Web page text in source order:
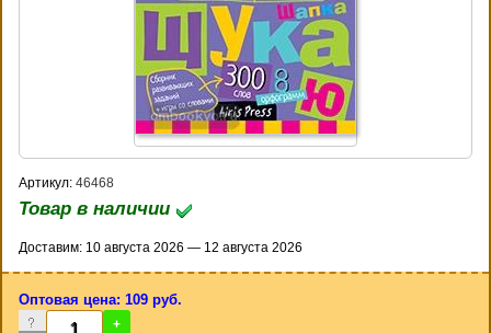
Артикул: 46468
Товар в наличии
Доставим: 10 августа 2026 — 12 августа 2026
Оптовая цена: 109 руб.
- +